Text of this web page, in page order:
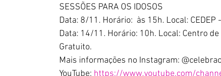
SESSÕES PARA OS IDOSOS
Data: 8/11. Horário:  às 15h. Local:
Data: 14/11. Horário: 10h. Local: Centro
Gratuito.
Mais informações no Instagram:
YouTube: https://www.youtube.com/